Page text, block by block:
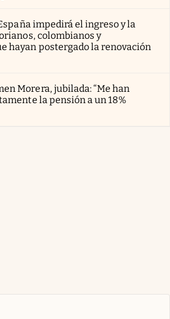
impedirá el ingreso y la
colombianos y
hayan postergado la renovación
Morera, jubilada: “Me han
la pensión a un 18%